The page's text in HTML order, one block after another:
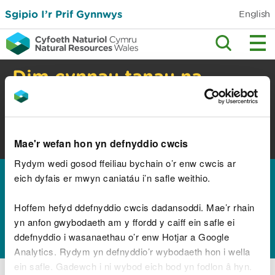
Mae'r wefan hon yn defnyddio cwcis
Rydym wedi gosod ffeiliau bychain o’r enw cwcis ar
eich dyfais er mwyn caniatáu i’n safle weithio.
Hoffem hefyd ddefnyddio cwcis dadansoddi. Mae’r rhain
yn anfon gwybodaeth am y ffordd y caiff ein safle ei
ddefnyddio i wasanaethau o’r enw Hotjar a Google
Analytics. Rydym yn defnyddio’r wybodaeth hon i wella
ein safle. Gadewch i ni wybod eich bod yn fodlon â hyn.
Sgipio I’r Prif Gynnwys English
Dim cynnau tanau na
barbiciws yng nghefn
gwlad
diogelwch.
Hafan
Canlyniadau ar gyfer
""